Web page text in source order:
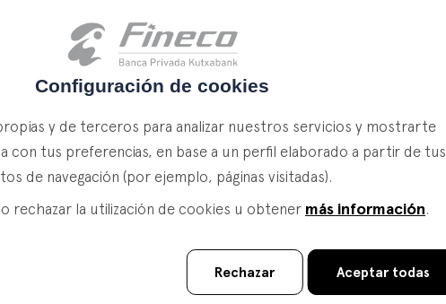
Configuración de cookies
y de terceros para analizar nuestros servicios y mostrarte
con tus preferencias, en base a un perfil elaborado a partir de tus
de navegación (por ejemplo, páginas visitadas).
rechazar la utilización de cookies u obtener más información.
Rechazar Aceptar todas